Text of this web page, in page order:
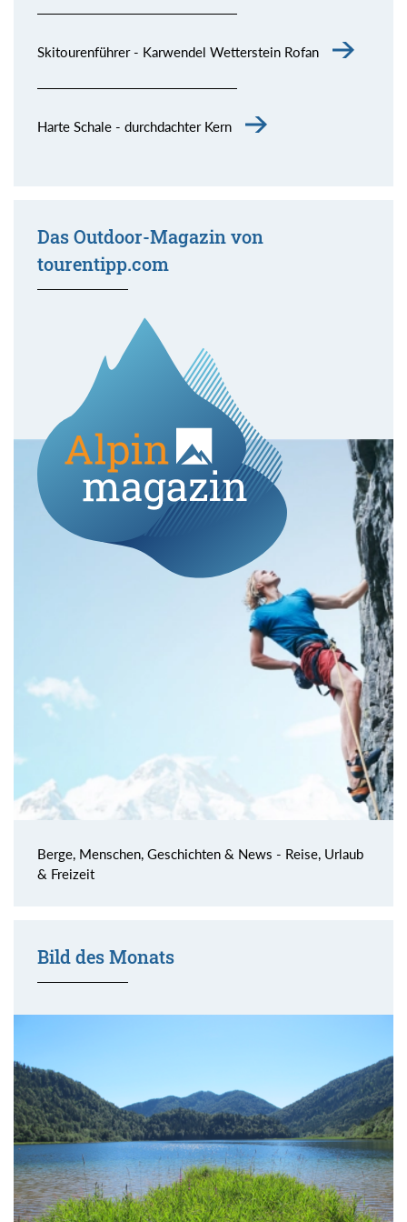
Skitourenführer - Karwendel Wetterstein Rofan
Harte Schale - durchdachter Kern
Das Outdoor-Magazin von
tourentipp.com
Berge, Menschen, Geschichten & News - Reise, Urlaub
& Freizeit
Bild des Monats